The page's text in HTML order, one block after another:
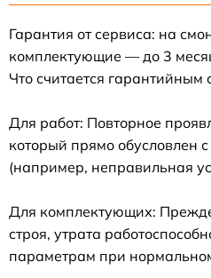
Гарантия от сервиса: на
комплектующие — до 3
Что считается гарантийным
Для работ: Повторное
который прямо обусловлен
(например, неправильная
Для комплектующих:
строя, утрата
параметрам при